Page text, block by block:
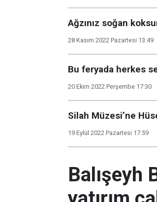
Ağzınız soğan
28 Kasım 2022 Pazartesi 13:49
Bu feryada herkes
20 Ekim 2022 Perşembe 17:30
Silah Müzesi’ne
19 Eylül 2022 Pazartesi 17:59
Balışeyh